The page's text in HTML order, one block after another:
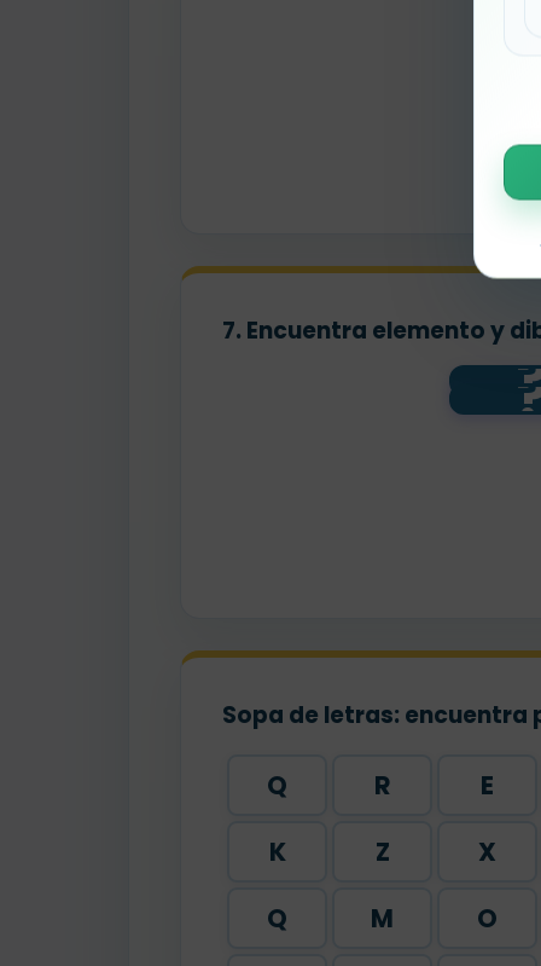
7. Encuentra elemento y
Sopa de letras:
Q R
E
K
Z
X
Q
M
O